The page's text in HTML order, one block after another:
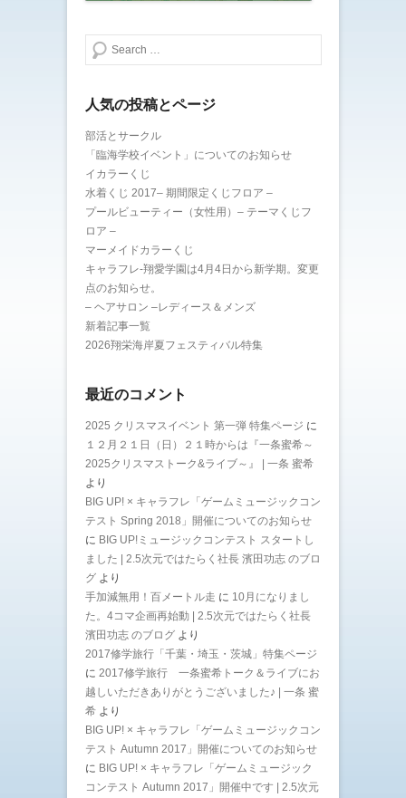
ま
検索する
人気の投稿とページ
部活とサークル
「臨海学校イベント」についてのお知らせ
イカラーくじ
水着くじ 2017– 期間限定くじフロア –
プールビューティー（女性用）– テーマくじフ
ロア –
マーメイドカラーくじ
キャラフレ-翔愛学園は4月4日から新学期。変更
点のお知らせ。
– ヘアサロン –レディース＆メンズ
新着記事一覧
2026翔栄海岸夏フェスティバル特集
最近のコメント
2025 クリスマスイベント 第一弾 特集ページ に
１２月２１日（日）２１時からは『一条蜜希～
2025クリスマストーク&ライブ～』 | 一条 蜜希
より
BIG UP! × キャラフレ「ゲームミュージックコン
テスト Spring 2018」開催についてのお知らせ
に BIG UP!ミュージックコンテスト スタートし
ました | 2.5次元ではたらく社長 濱田功志 のブロ
グ より
手加減無用！百メートル走 に 10月になりまし
た。4コマ企画再始動 | 2.5次元ではたらく社長
濱田功志 のブログ より
2017修学旅行「千葉・埼玉・茨城」特集ページ
に 2017修学旅行 一条蜜希トーク＆ライブにお
越しいただきありがとうございました♪ | 一条 蜜
希 より
BIG UP! × キャラフレ「ゲームミュージックコン
テスト Autumn 2017」開催についてのお知らせ
に BIG UP! × キャラフレ「ゲームミュージック
コンテスト Autumn 2017」開催中です | 2.5次元